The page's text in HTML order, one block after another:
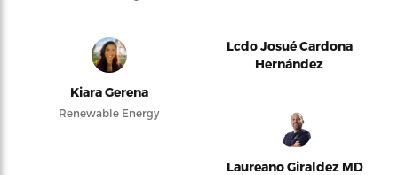
Kiara Gerena
Renewable Energy
Lcdo Josué Cardona
Hernández
Laureano Giraldez MD